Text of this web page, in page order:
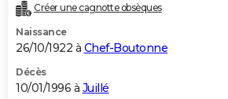
Créer une cagnotte obsèques
Naissance
26/10/1922 à Chef-Boutonne
Décès
10/01/1996 à Juillé